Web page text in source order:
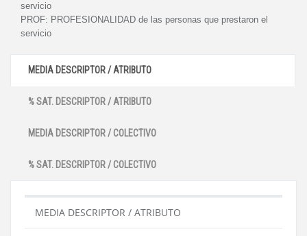
servicio
PROF: PROFESIONALIDAD de las personas que prestaron el
servicio
MEDIA DESCRIPTOR / ATRIBUTO
% SAT. DESCRIPTOR / ATRIBUTO
MEDIA DESCRIPTOR / COLECTIVO
% SAT. DESCRIPTOR / COLECTIVO
MEDIA DESCRIPTOR / ATRIBUTO